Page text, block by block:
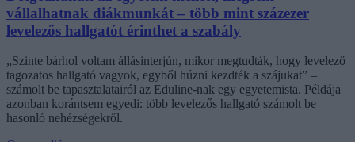
vállalhatnak diákmunkát – több mint százezer
levelezős hallgatót érinthet a szabály
„Szinte bárhol voltam állásinterjún, mikor megtudták, hogy levelező
tagozatos hallgató vagyok, egyből húzni kezdték a szájukat” –
számolt be tapasztalatairól az Eduline-nak egy egyetemista. Példája
azonban korántsem egyedi: több levelezős hallgató számolt be
hasonló nehézségekről.